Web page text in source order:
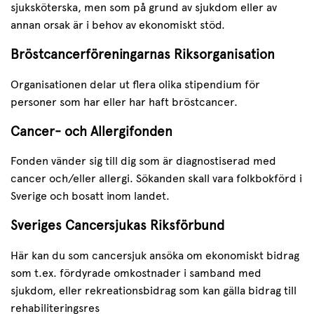
sjuksköterska, men som på grund av sjukdom eller av
annan orsak är i behov av ekonomiskt stöd.
Bröstcancerföreningarnas Riksorganisation
Organisationen delar ut flera olika stipendium för
personer som har eller har haft bröstcancer.
Cancer- och Allergifonden
Fonden vänder sig till dig som är diagnostiserad med
cancer och/eller allergi. Sökanden skall vara folkbokförd i
Sverige och bosatt inom landet.
Sveriges Cancersjukas Riksförbund
Här kan du som cancersjuk ansöka om ekonomiskt bidrag
som t.ex. fördyrade omkostnader i samband med
sjukdom, eller rekreationsbidrag som kan gälla bidrag till
rehabiliteringsres